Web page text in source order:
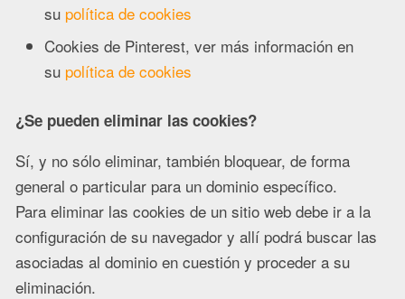
su política de cookies
Cookies de Pinterest, ver más información en
su política de cookies
¿Se pueden eliminar las cookies?
Sí, y no sólo eliminar, también bloquear, de forma
general o particular para un dominio específico.
Para eliminar las cookies de un sitio web debe ir a la
configuración de su navegador y allí podrá buscar las
asociadas al dominio en cuestión y proceder a su
eliminación.